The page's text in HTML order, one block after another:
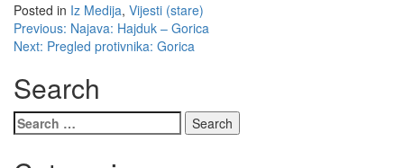
Posted in Iz Medija, Vijesti (stare)
Post
navigation
Previous: Najava: Hajduk – Gorica
Next: Pregled protivnika: Gorica
Search
Search
for: